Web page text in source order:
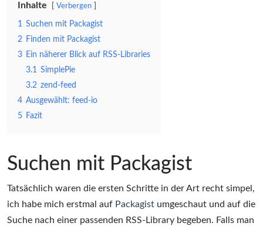
Inhalte Verbergen
1 Suchen mit Packagist
2 Finden mit Packagist
3 Ein näherer Blick auf RSS-Libraries
3.1 SimplePie
3.2 zend-feed
4 Ausgewählt: feed-io
5 Fazit
Suchen mit Packagist
Tatsächlich waren die ersten Schritte in der Art recht simpel,
ich habe mich erstmal auf Packagist umgeschaut und auf die
Suche nach einer passenden RSS-Library begeben. Falls man